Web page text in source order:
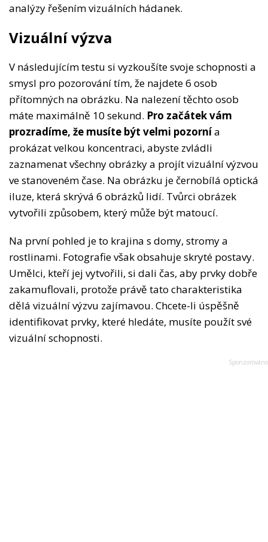
analýzy řešením vizuálních hádanek.
Vizuální výzva
V následujícím testu si vyzkoušíte svoje schopnosti a
smysl pro pozorování tím, že najdete 6 osob
přítomných na obrázku. Na nalezení těchto osob
máte maximálně 10 sekund. Pro začátek vám
prozradíme, že musíte být velmi pozornía
prokázat velkou koncentraci, abyste zvládli
zaznamenat všechny obrázky a projít vizuální výzvou
ve stanoveném čase. Na obrázku je černobílá optická
iluze, která skrývá 6 obrázků lidí. Tvůrci obrázek
vytvořili způsobem, který může být matoucí.
Na první pohled je to krajina s domy, stromy a
rostlinami. Fotografie však obsahuje skryté postavy.
Umělci, kteří jej vytvořili, si dali čas, aby prvky dobře
zakamuflovali, protože právě tato charakteristika
dělá vizuální výzvu zajímavou. Chcete-li úspěšně
identifikovat prvky, které hledáte, musíte použít své
vizuální schopnosti.